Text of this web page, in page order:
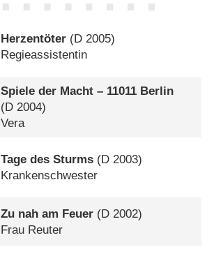
Herzentöter (D 2005)
Regieassistentin
Spiele der Macht – 11011 Berlin
(D 2004)
Vera
Tage des Sturms (D 2003)
Krankenschwester
Zu nah am Feuer (D 2002)
Frau Reuter